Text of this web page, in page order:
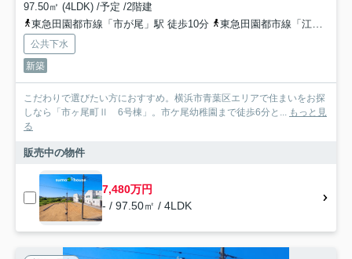
97.50㎡ (4LDK) /予定 /2階建
東急田園都市線「市が尾」駅 徒歩10分
東急田園都市線「江田」駅 徒歩23分
公共下水
新築
こだわりで選びたい方におすすめ。横浜市青葉区エリアで住まいをお探
しなら「市ヶ尾町Ⅱ 6号棟」。市ケ尾幼稚園まで徒歩6分と... もっと見
る
販売中の物件
7,480万円
- / 97.50㎡ / 4LDK